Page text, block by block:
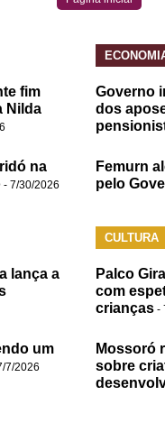
fim
Nilda
na
- 7/30/2026
Governo
dos
Femurn
pelo
lança a
um
7/2026
CULTURA
Palco
com
crianças -
Mossoró
sobre